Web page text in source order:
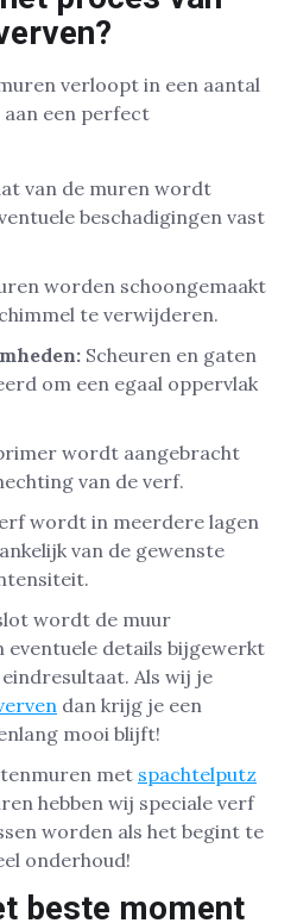
verloopt in een aantal
een perfect
van de muren wordt
beschadigingen vast
worden schoongemaakt
te verwijderen.
Scheuren en gaten
om een egaal oppervlak
wordt aangebracht
van de verf.
wordt in meerdere lagen
van de gewenste
wordt de muur
details bijgewerkt
Als wij je
dan krijg je een
mooi blijft!
met spachtelputz
hebben wij speciale verf
worden als het begint te
onderhoud!
beste moment